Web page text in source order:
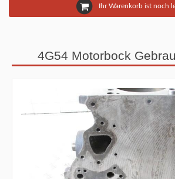
Ihr Warenkorb ist noch
4G54 Motorbock